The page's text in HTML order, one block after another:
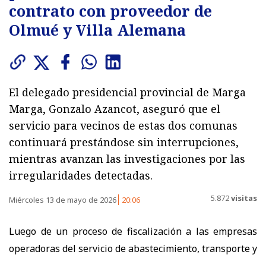
contrato con proveedor de
Olmué y Villa Alemana
El delegado presidencial provincial de Marga
Marga, Gonzalo Azancot, aseguró que el
servicio para vecinos de estas dos comunas
continuará prestándose sin interrupciones,
mientras avanzan las investigaciones por las
irregularidades detectadas.
Miércoles 13 de mayo de 2026 20:06 5.872visitas
Luego de un proceso de fiscalización a las empresas
operadoras del servicio de abastecimiento, transporte y